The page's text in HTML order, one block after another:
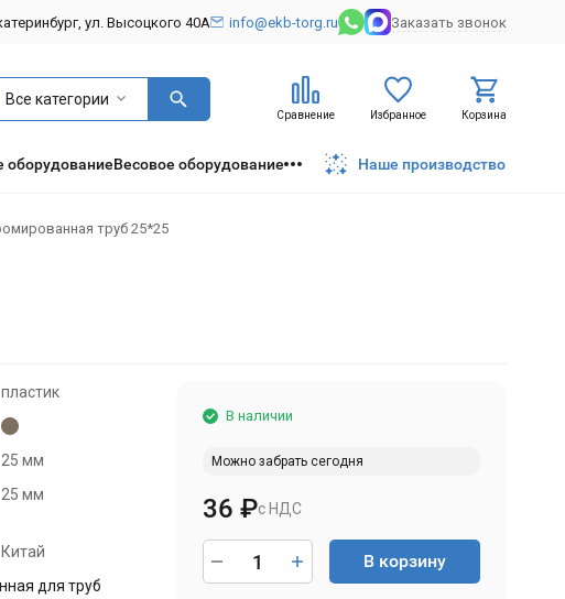
ул. Высоцкого 40А info@ekb-torg.ru Заказать звонок
Все категории
Сравнение Избранное Корзина
оборудованиеВесовое оборудование Наше производство
труб 25*25
для труб
пластик
25 мм
25 мм
Китай
В наличии
Можно забрать сегодня
с НДС
36 ₽
В корзину